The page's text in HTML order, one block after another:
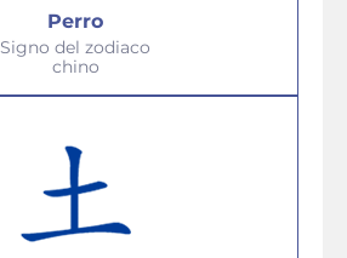
Perro
Signo del zodiaco
chino